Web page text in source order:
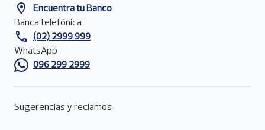
de
página
Encuentra tu Banco
(02) 2999 999
Banca telefónica
096 299 2999
WhatsApp
Sugerencias y reclamos